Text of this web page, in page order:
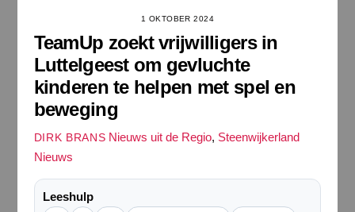
1 OKTOBER 2024
TeamUp zoekt vrijwilligers in
Luttelgeest om gevluchte
kinderen te helpen met spel en
beweging
DIRK BRANS Nieuws uit de Regio, Steenwijkerland
Nieuws
Leeshulp